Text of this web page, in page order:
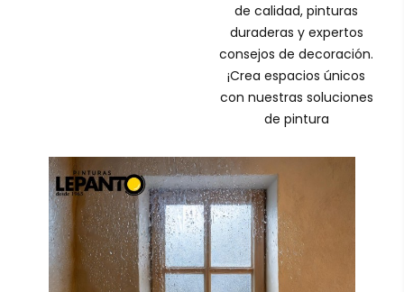
de calidad, pinturas
duraderas y expertos
consejos de decoración.
¡Crea espacios únicos
con nuestras soluciones
de pintura